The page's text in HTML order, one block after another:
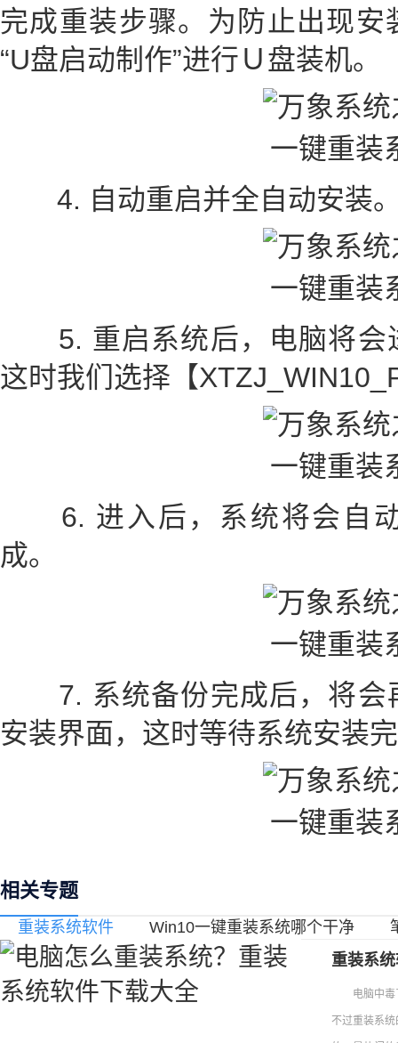
完成重装步骤。为防止出现
“U盘启动制作”进行Ｕ盘装机。
4. 自动重启并全自动安装
5. 重启系统后，电脑将会
这时我们选择【
6. 进入后，系统将会自动
成。
7. 系统备份完成后，将会
安装界面，这时等待系统安装
相关专题
重装系统软件 Win10一键重装系统哪个干净
重装系
电脑中毒了
不过重装系